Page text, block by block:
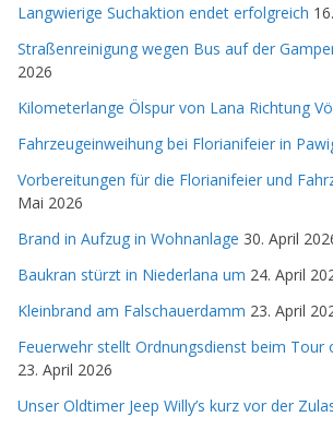
Langwierige Suchaktion endet erfolgreich
Straßenreinigung wegen Bus auf der
2026
Kilometerlange Ölspur von Lana Richtung
Fahrzeugeinweihung bei Florianifeier in
Vorbereitungen für die Florianifeier und
Mai 2026
Brand in Aufzug in Wohnanlage 30. April
Baukran stürzt in Niederlana um 24. April
Kleinbrand am Falschauerdamm 23. April
Feuerwehr stellt Ordnungsdienst beim Tour
23. April 2026
Unser Oldtimer Jeep Willy’s kurz vor der